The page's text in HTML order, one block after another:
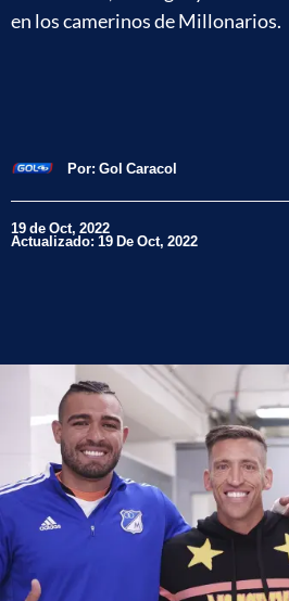
en los camerinos de Millonarios.
Por: Gol Caracol
19 de Oct, 2022
Actualizado: 19 De Oct, 2022